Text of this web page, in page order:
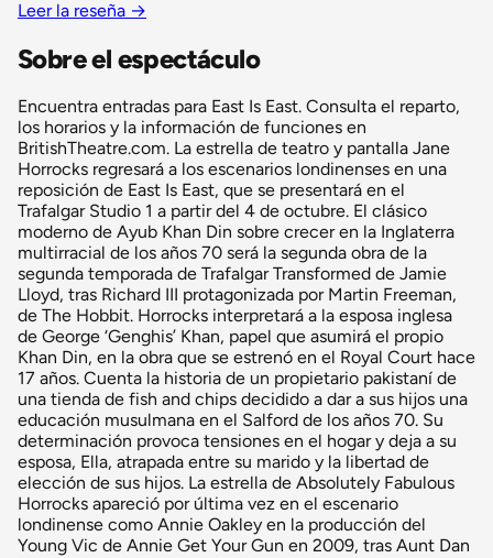
Leer la reseña →
Sobre el espectáculo
Encuentra entradas para East Is East. Consulta el reparto,
los horarios y la información de funciones en
BritishTheatre.com. La estrella de teatro y pantalla Jane
Horrocks regresará a los escenarios londinenses en una
reposición de East Is East, que se presentará en el
Trafalgar Studio 1 a partir del 4 de octubre. El clásico
moderno de Ayub Khan Din sobre crecer en la Inglaterra
multirracial de los años 70 será la segunda obra de la
segunda temporada de Trafalgar Transformed de Jamie
Lloyd, tras Richard III protagonizada por Martin Freeman,
de The Hobbit. Horrocks interpretará a la esposa inglesa
de George ‘Genghis’ Khan, papel que asumirá el propio
Khan Din, en la obra que se estrenó en el Royal Court hace
17 años. Cuenta la historia de un propietario pakistaní de
una tienda de fish and chips decidido a dar a sus hijos una
educación musulmana en el Salford de los años 70. Su
determinación provoca tensiones en el hogar y deja a su
esposa, Ella, atrapada entre su marido y la libertad de
elección de sus hijos. La estrella de Absolutely Fabulous
Horrocks apareció por última vez en el escenario
londinense como Annie Oakley en la producción del
Young Vic de Annie Get Your Gun en 2009, tras Aunt Dan